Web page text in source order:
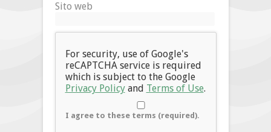
Sito web
For security, use of Google's
reCAPTCHA service is required
which is subject to the Google
Privacy Policyand Terms of Use.
I agree to these terms (required).